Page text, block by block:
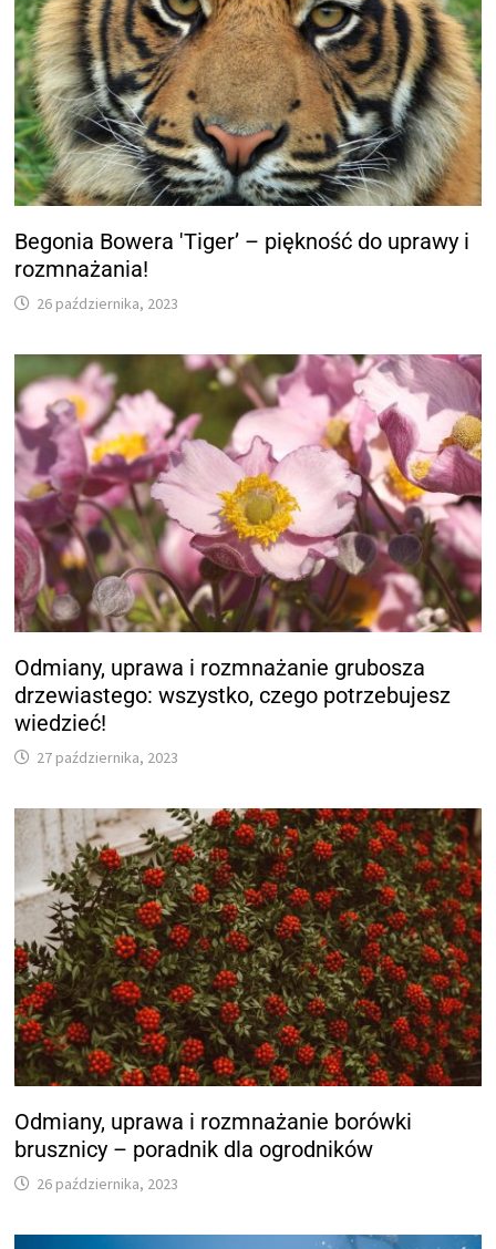
Begonia Bowera 'Tiger’ – piękność do uprawy i
rozmnażania!
26 października, 2023
Odmiany, uprawa i rozmnażanie grubosza
drzewiastego: wszystko, czego potrzebujesz
wiedzieć!
27 października, 2023
Odmiany, uprawa i rozmnażanie borówki
brusznicy – poradnik dla ogrodników
26 października, 2023